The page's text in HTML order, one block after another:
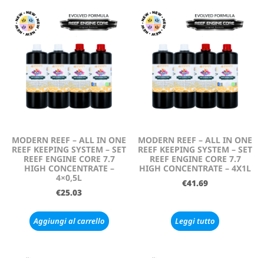
MODERN REEF – ALL IN ONE
REEF KEEPING SYSTEM – SET
REEF ENGINE CORE 7.7
HIGH CONCENTRATE –
4×0,5L
€25.03
Aggiungi al carrello
MODERN REEF – ALL IN ONE
REEF KEEPING SYSTEM – SET
REEF ENGINE CORE 7.7
HIGH CONCENTRATE – 4X1L
€41.69
Leggi tutto